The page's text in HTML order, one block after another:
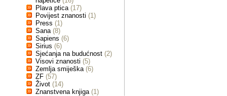
Plava ptica (17)
Povijest znanosti (1)
Press (1)
Sana (8)
Sapiens (6)
Sirius (6)
Sjećanja na budućnost (2)
Visovi znanosti (5)
Zemlja smiješka (6)
ZF (57)
Život (14)
Znanstvena knjiga (1)